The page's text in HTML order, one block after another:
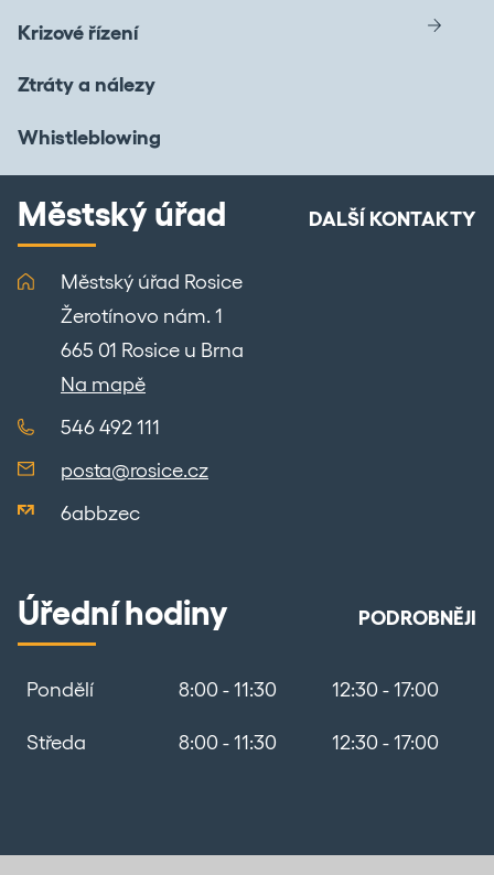
Krizové řízení
Ztráty a nálezy
Whistleblowing
Městský úřad DALŠÍ KONTAKTY
Městský úřad Rosice
Žerotínovo nám. 1
665 01 Rosice u Brna
Na mapě
546 492 111
posta@rosice.cz
6abbzec
Úřední hodiny PODROBNĚJI
Pondělí 8:00 - 11:30 12:30 - 17:00
Středa 8:00 - 11:30 12:30 - 17:00